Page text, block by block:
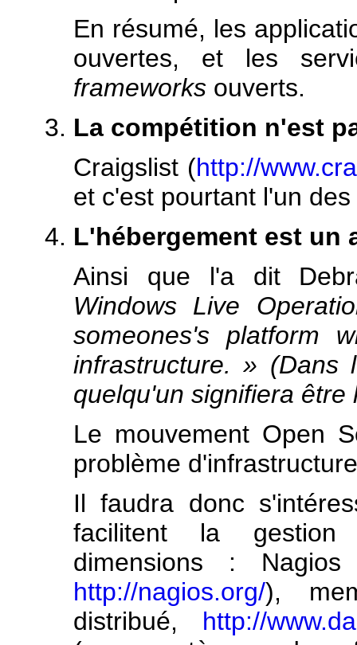
En résumé, les
ouvertes, et les
frameworks ouverts.
La compétition n'est
Craigslist (http://
et c'est pourtant l'un
L'hébergement est un
Ainsi que l'a dit
Windows Live
someones's platform
infrastructure. » (Dans
quelqu'un signifiera
Le mouvement Open
problème
Il faudra donc
facilitent la gestion
dimensions :
http://nagios.org/),
distribué, http://